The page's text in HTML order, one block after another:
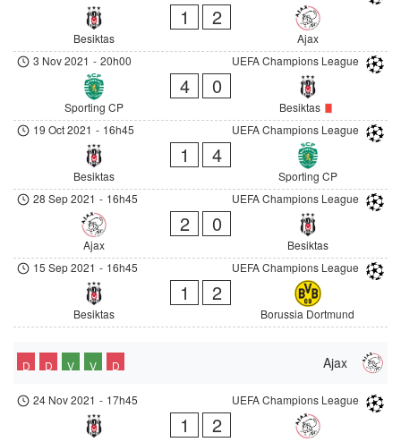
Besiktas
1 2
Ajax
UEFA Champions League
3 Nov 2021 - 20h00
Sporting CP
4 0
Besiktas
UEFA Champions League
19 Oct 2021 - 16h45
Besiktas
1 4
Sporting CP
UEFA Champions League
28 Sep 2021 - 16h45
Ajax
2 0
Besiktas
UEFA Champions League
15 Sep 2021 - 16h45
Besiktas
1 2
Borussia Dortmund
Ajax
D D V V D
UEFA Champions League
24 Nov 2021 - 17h45
1 2